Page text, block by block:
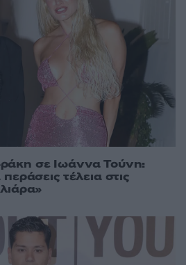
σε Ιωάννα Τούνη:
τέλεια στις